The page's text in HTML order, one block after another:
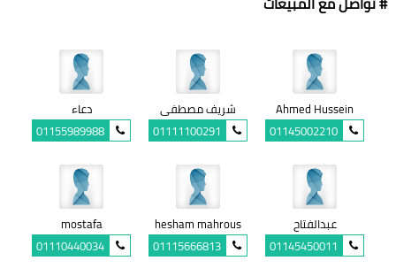
Ahmed Hussein
01145002210
شريف مصطفى
01111100291
دعاء
01155989988
عبدالفتاح
01145450011
hesham mahrous
01115666813
mostafa
01110440034